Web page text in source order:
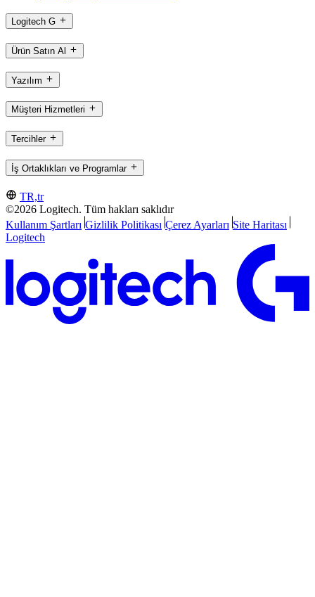
Logitech G
Ürün Satın Al
Yazılım
Müşteri Hizmetleri
Tercihler
İş Ortaklıkları ve Programlar
TR,tr
©2026 Logitech. Tüm hakları saklıdır
Kullanım Şartları Gizlilik Politikası Çerez Ayarları Site Haritası
Logitech